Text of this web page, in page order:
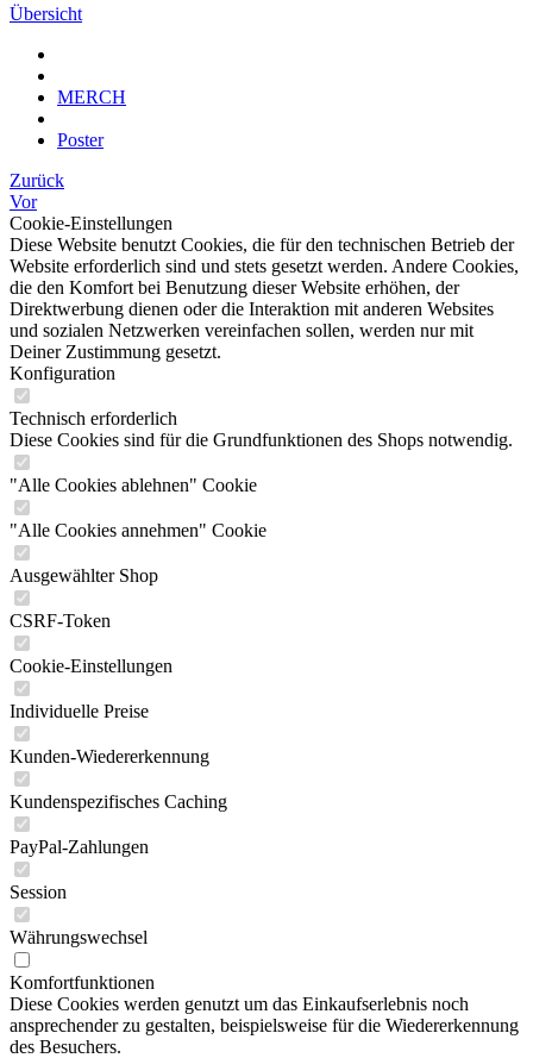
Übersicht
MERCH
Poster
Zurück
Vor
Cookie-Einstellungen
Diese Website benutzt Cookies, die für den technischen Betrieb der
Website erforderlich sind und stets gesetzt werden. Andere Cookies,
die den Komfort bei Benutzung dieser Website erhöhen, der
Direktwerbung dienen oder die Interaktion mit anderen Websites
und sozialen Netzwerken vereinfachen sollen, werden nur mit
Deiner Zustimmung gesetzt.
Konfiguration
Technisch erforderlich
Diese Cookies sind für die Grundfunktionen des Shops notwendig.
"Alle Cookies ablehnen" Cookie
"Alle Cookies annehmen" Cookie
Ausgewählter Shop
CSRF-Token
Cookie-Einstellungen
Individuelle Preise
Kunden-Wiedererkennung
Kundenspezifisches Caching
PayPal-Zahlungen
Session
Währungswechsel
Komfortfunktionen
Diese Cookies werden genutzt um das Einkaufserlebnis noch
ansprechender zu gestalten, beispielsweise für die Wiedererkennung
des Besuchers.